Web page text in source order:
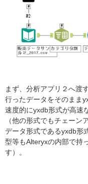
まず、分析アプリ２へ渡
行ったデータをそのまま
速度的にyxdb形式が高速
（他の形式でもチェーン
データ形式であるyxdb形
型等もAlteryxの内部で持
す）。